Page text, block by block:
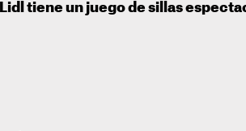
Lidl tiene un juego de sillas